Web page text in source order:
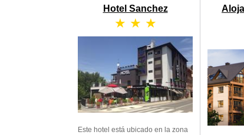
Hotel Sanchez
★ ★ ★
Este hotel está ubicado en la zona